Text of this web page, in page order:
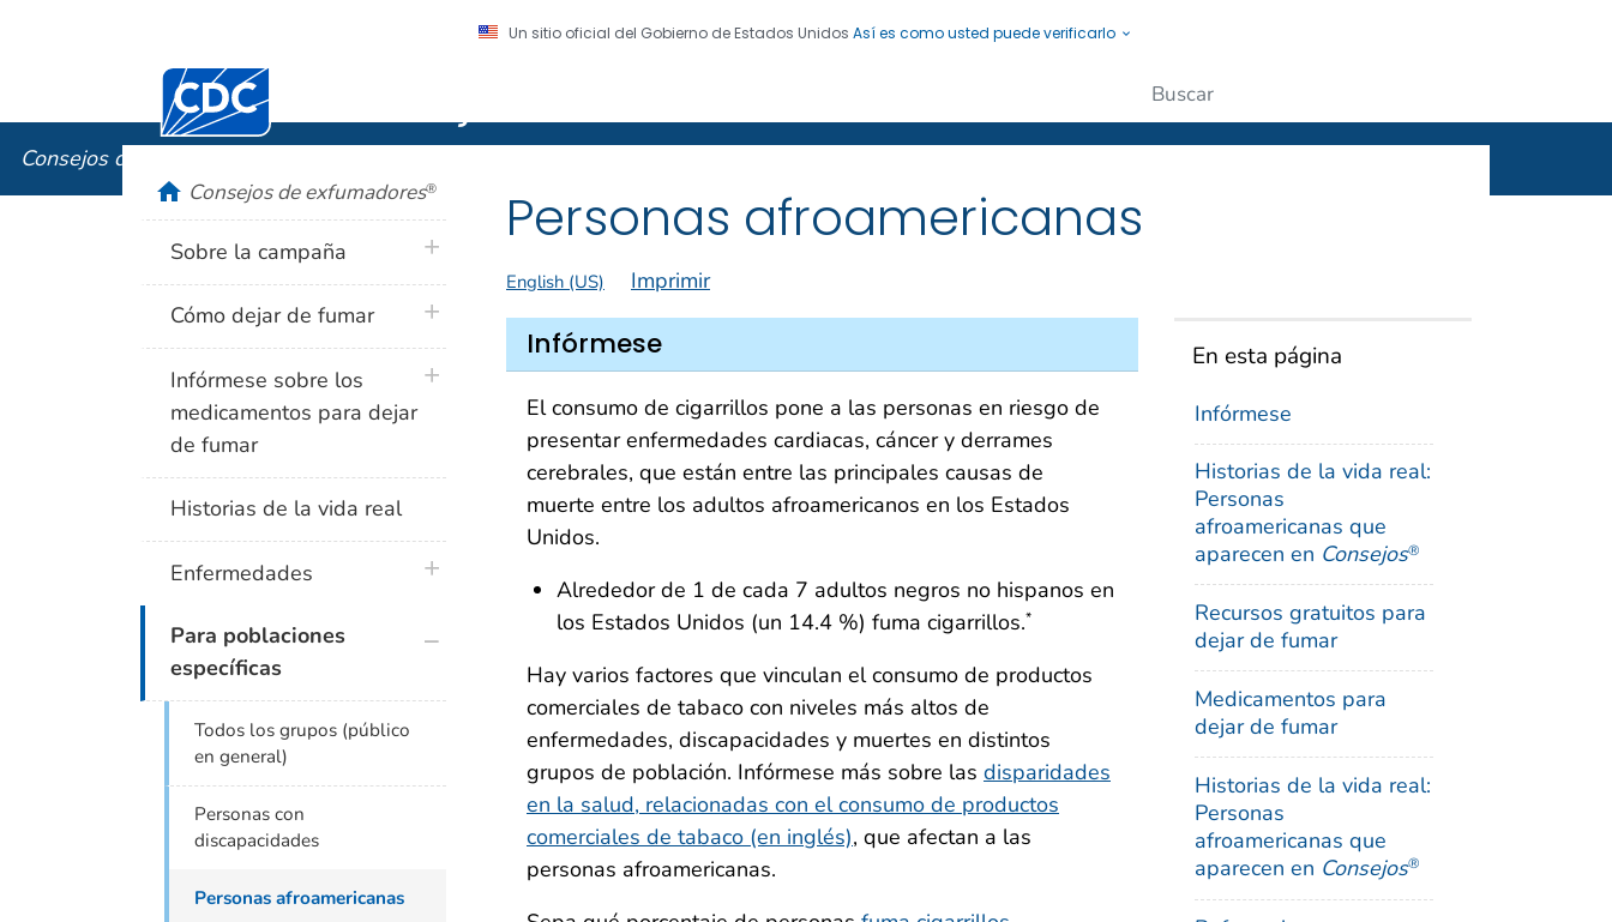
Un sitio oficial del Gobierno de Estados Unidos Así es como usted puede verificarlo
Centros para el Control y la Prevención de Enfermedades. CDC 24/7: Salvamos vidas. Protegemos a la gente.
Consejos de exfumadores
Personas afroamericanas
English (US) Imprimir
Infórmese
El consumo de cigarrillos pone a las personas en riesgo de
presentar enfermedades cardiacas, cáncer y derrames
cerebrales, que están entre las principales causas de
muerte entre los adultos afroamericanos en los Estados
Unidos.
Alrededor de 1 de cada 7 adultos negros no hispanos en
los Estados Unidos (un 14.4 %) fuma cigarrillos.*
Hay varios factores que vinculan el consumo de productos
comerciales de tabaco con niveles más altos de
enfermedades, discapacidades y muertes en distintos
grupos de población. Infórmese más sobre las disparidades
en la salud, relacionadas con el consumo de productos
comerciales de tabaco (en inglés), que afectan a las
personas afroamericanas.
En esta página
Infórmese
Historias de la vida real:
Personas
afroamericanas que
aparecen en Consejos®
Recursos gratuitos para
dejar de fumar
Medicamentos para
dejar de fumar
Historias de la vida real:
Personas
afroamericanas que
aparecen en Consejos®
homeConsejos de exfumadores®
Sobre la campaña plus icon
Cómo dejar de fumar plus icon
Infórmese sobre los
medicamentos para dejar
de fumar
plus icon
Historias de la vida real
Enfermedades plus icon
Para poblaciones
específicas
Todos los grupos (público
en general)
Personas con
discapacidades
Personas afroamericanas